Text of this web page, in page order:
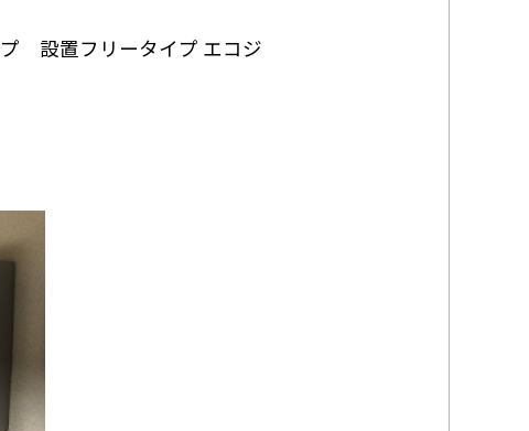
設置フリータイプ エコジ